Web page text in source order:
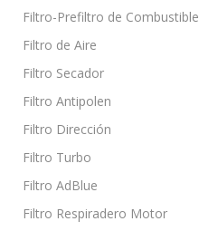
Filtro-Prefiltro de Combustible
Filtro de Aire
Filtro Secador
Filtro Antipolen
Filtro Dirección
Filtro Turbo
Filtro AdBlue
Filtro Respiradero Motor